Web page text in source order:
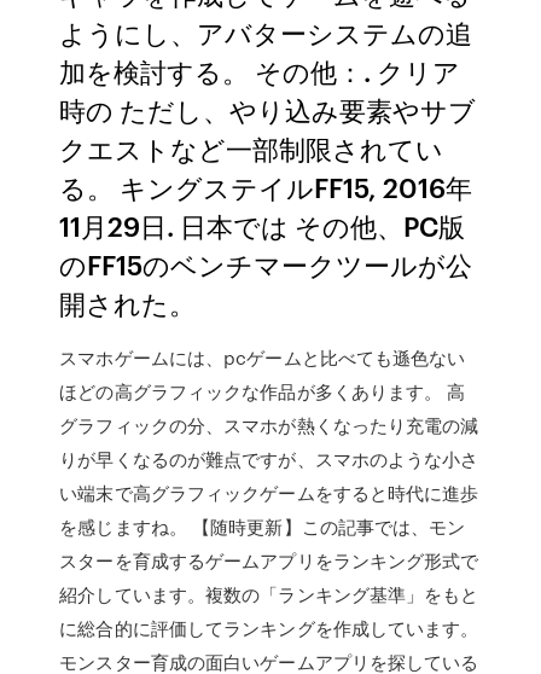
ようにし、アバターシステムの追
加を検討する。 その他：. クリア
時の ただし、やり込み要素やサブ
クエストなど一部制限されてい
る。 キングステイルFF15, 2016年
11月29日. 日本では その他、PC版
のFF15のベンチマークツールが公
開された。
スマホゲームには、pcゲームと比べても遜色ない
ほどの高グラフィックな作品が多くあります。 高
グラフィックの分、スマホが熱くなったり充電の減
りが早くなるのが難点ですが、スマホのような小さ
い端末で高グラフィックゲームをすると時代に進歩
を感じますね。 【随時更新】この記事では、モン
スターを育成するゲームアプリをランキング形式で
紹介しています。複数の「ランキング基準」をもと
に総合的に評価してランキングを作成しています。
モンスター育成の面白いゲームアプリを探している